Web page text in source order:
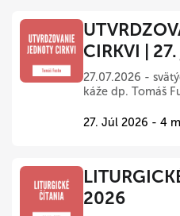
CIRKVI |
27.07.2026 -
káže dp. Tomáš
27. Júl 2026 - 4
2026